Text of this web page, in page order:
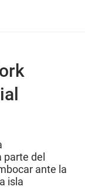
del
ante la
isla